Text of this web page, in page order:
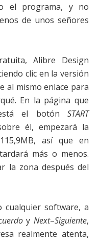
el programa, y no
de unos señores
Alibre Design
clic en la versión
al mismo enlace para
En la página que
el botón START
él, empezará la
así que en
más o menos.
la zona después del
cualquier software, a
yNext–Siguiente,
realmente atenta,